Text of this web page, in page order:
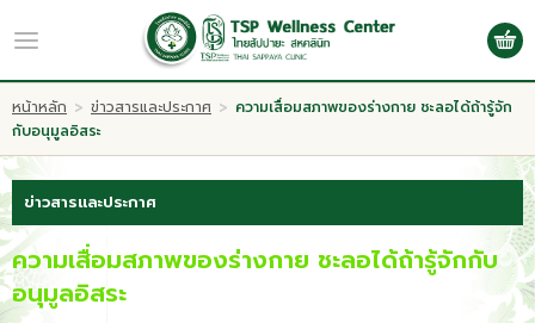
TH
Log in Register
หน้าหลัก
เกี่ยวกับเรา
งานบริการ
หน้าหลัก > ข่าวสารและประกาศ > ความเสื่อมสภาพของร่างกาย ชะลอได้ถ้ารู้จัก
กับอนุมูลอิสระ
ข่าวสารและประกาศ
ความเสื่อมสภาพของร่างกาย ชะลอได้ถ้ารู้จักกับ
อนุมูลอิสระ